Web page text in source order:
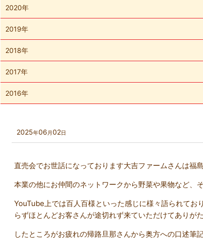
2025年06 月02日
直売会でお世話になっております大吉ファームさんは福
本業の他にお仲間のネットワークから野菜や果物など、
YouTube上では百人百様といった感じに様々語られて
らずほとんどお客さんが途切れず来ていただけてありが
したところがお疲れの帰路旦那さんから奥方への口述筆
2020年
2019年
2018年
2017年
2016年